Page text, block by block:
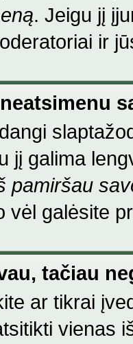
. Jeigu jį
ir
jį galima
pamiršau
vėl galėsite
tačiau
ar tikrai
vienas